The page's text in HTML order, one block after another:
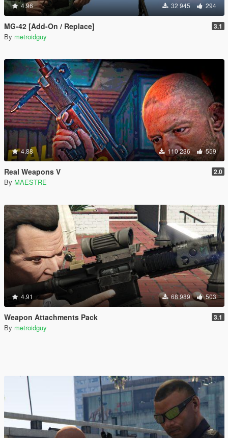
4.96 32 945 294
MG-42 [Add-On / Replace] 3.1
By metroidguy
4.88 110 236 559
Real Weapons V 2.0
By MAESTRE
4.91 68 989 503
Weapon Attachments Pack 3.1
By metroidguy